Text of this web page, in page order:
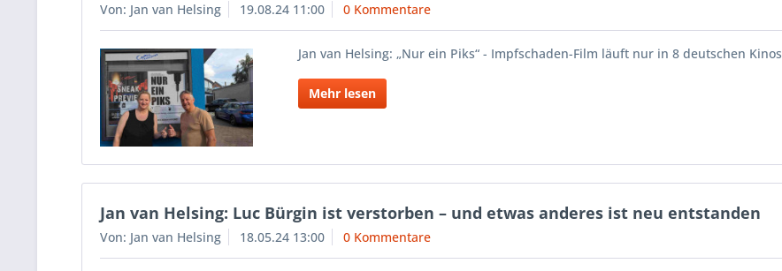
Von: Jan van Helsing 19.08.24 11:00 0 Kommentare
Jan van Helsing: „Nur ein Piks“ - Impfschaden-Film läuft nur in 8 deutschen Kinos
Mehr lesen
Jan van Helsing: Luc Bürgin ist verstorben – und etwas anderes ist neu entstanden
Von: Jan van Helsing 18.05.24 13:00 0 Kommentare